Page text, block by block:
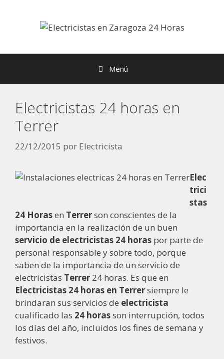
Menú
Electricistas 24 horas en
Terrer
22/12/2015 por Electricista
Elec
trici
stas
24 Horasen Terrerson conscientes de la
importancia en la realización de un buen
servicio de electricistas 24 horas por parte de
personal responsable y sobre todo, porque
saben de la importancia de un servicio de
electricistas Terrer 24 horas. Es que en
Electricistas 24 horas en Terrersiempre le
brindaran sus servicios de electricista
cualificado las 24 horasson interrupción, todos
los días del año, incluidos los fines de semana y
festivos.